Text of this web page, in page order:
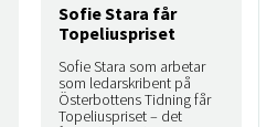
Sofie Stara får
Topeliuspriset
Sofie Stara som arbetar
som ledarskribent på
Österbottens Tidning får
Topeliuspriset – det